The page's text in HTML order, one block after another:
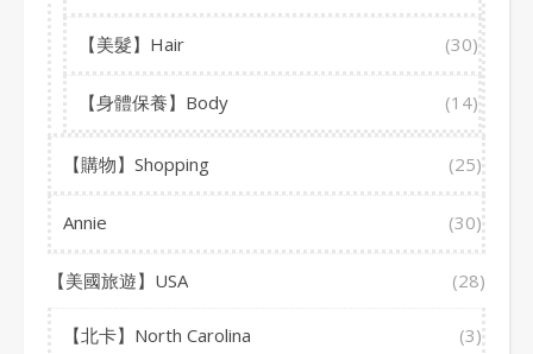
【美髮】Hair (30)
【身體保養】Body (14)
【購物】Shopping (25)
Annie (30)
【美國旅遊】USA (28)
【北卡】North Carolina (3)